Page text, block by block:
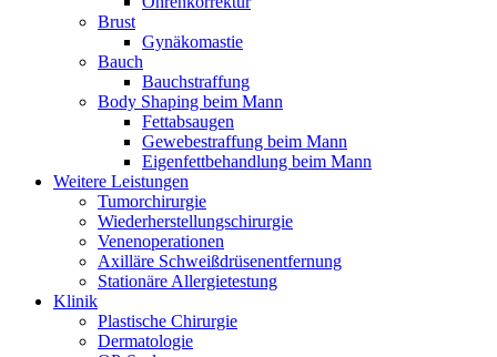
Brust
Gynäkomastie
Bauch
Bauchstraffung
Body Shaping beim Mann
Fettabsaugen
Gewebestraffung beim Mann
Eigenfettbehandlung beim Mann
Weitere Leistungen
Tumorchirurgie
Wiederherstellungschirurgie
Venenoperationen
Axilläre Schweißdrüsenentfernung
Stationäre Allergietestung
Klinik
Plastische Chirurgie
Dermatologie